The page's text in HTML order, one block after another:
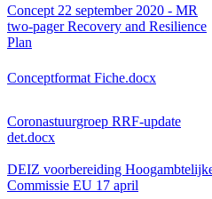
Concept 22 september 2020 - MR
two-pager Recovery and Resilience
Plan
Conceptformat Fiche.docx
Coronastuurgroep RRF-update
det.docx
DEIZ voorbereiding
Commissie EU 17 april